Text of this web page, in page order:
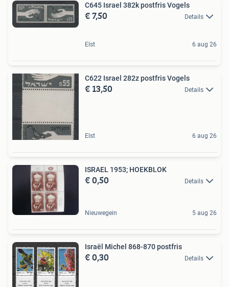
C645 Israel 382k postfris Vogels
€ 7,50 Details
Elst 6 aug 26
C622 Israel 282z postfris Vogels
€ 13,50 Details
Elst 6 aug 26
ISRAEL 1953; HOEKBLOK
€ 0,50 Details
Nieuwegein 5 aug 26
Israël Michel 868-870 postfris
€ 0,30 Details